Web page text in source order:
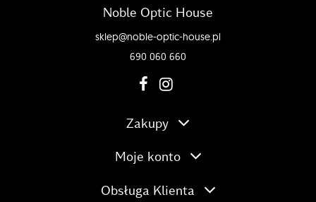
Noble Optic House
sklep@noble-optic-house.pl
690 060 660
Zakupy
Moje konto
Obsługa Klienta